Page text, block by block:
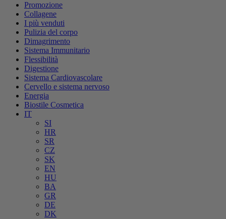
Promozione
Collagene
I più venduti
Pulizia del corpo
Dimagrimento
Sistema Immunitario
Flessibilità
Digestione
Sistema Cardiovascolare
Cervello e sistema nervoso
Energia
Biostile Cosmetica
IT
SI
HR
SR
CZ
SK
EN
HU
BA
GR
DE
DK